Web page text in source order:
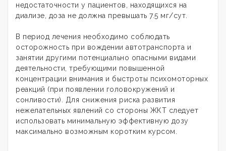
недостаточности у пациентов, находящихся на
диализе, доза не должна превышать 7.5 мг/сут.
В период лечения необходимо соблюдать
осторожность при вождении автотранспорта и
занятии другими потенциально опасными видами
деятельности, требующими повышенной
концентрации внимания и быстроты психомоторных
реакций (при появлении головокружений и
сонливости). Для снижения риска развития
нежелательных явлений со стороны ЖКТ следует
использовать минимальную эффективную дозу
максимально возможным коротким курсом.